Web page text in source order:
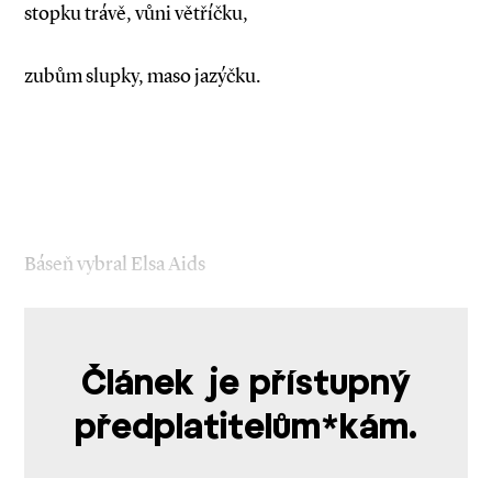
stopku trávě, vůni větříčku,
zubům slupky, maso jazýčku.
Báseň vybral Elsa Aids
Článek je přístupný
předplatitelům*kám.